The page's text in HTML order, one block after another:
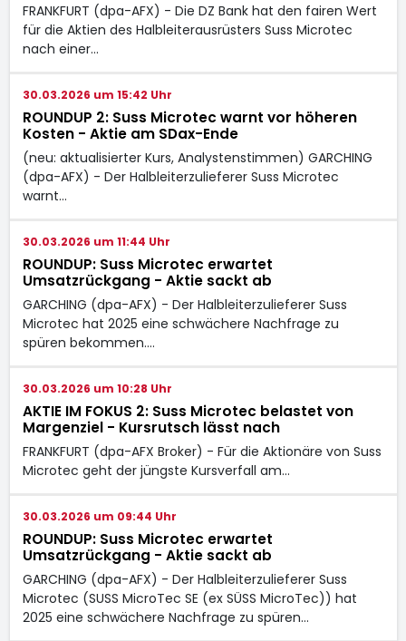
FRANKFURT (dpa-AFX) - Die DZ Bank hat den fairen Wert
für die Aktien des Halbleiterausrüsters Suss Microtec
nach einer…
30.03.2026 um 15:42 Uhr
ROUNDUP 2: Suss Microtec warnt vor höheren
Kosten - Aktie am SDax-Ende
(neu: aktualisierter Kurs, Analystenstimmen) GARCHING
(dpa-AFX) - Der Halbleiterzulieferer Suss Microtec
warnt…
30.03.2026 um 11:44 Uhr
ROUNDUP: Suss Microtec erwartet
Umsatzrückgang - Aktie sackt ab
GARCHING (dpa-AFX) - Der Halbleiterzulieferer Suss
Microtec hat 2025 eine schwächere Nachfrage zu
spüren bekommen.…
30.03.2026 um 10:28 Uhr
AKTIE IM FOKUS 2: Suss Microtec belastet von
Margenziel - Kursrutsch lässt nach
FRANKFURT (dpa-AFX Broker) - Für die Aktionäre von Suss
Microtec geht der jüngste Kursverfall am…
30.03.2026 um 09:44 Uhr
ROUNDUP: Suss Microtec erwartet
Umsatzrückgang - Aktie sackt ab
GARCHING (dpa-AFX) - Der Halbleiterzulieferer Suss
Microtec (SUSS MicroTec SE (ex SÜSS MicroTec)) hat
2025 eine schwächere Nachfrage zu spüren…